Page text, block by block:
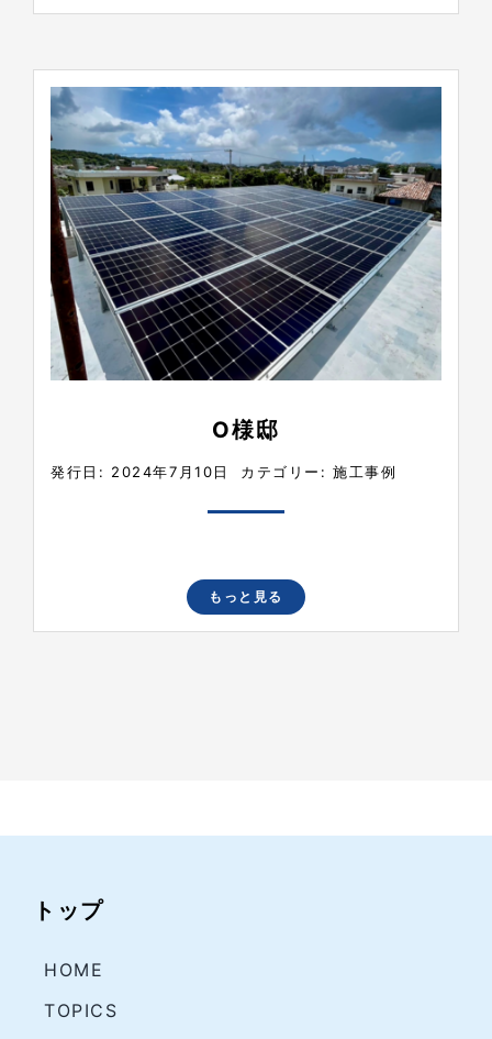
O様邸
発行日: 2024年7月10日 カテゴリー:施工事例
もっと見る
トップ
HOME
TOPICS